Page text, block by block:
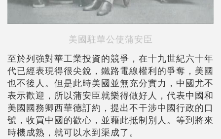
美國駐華公使蒲安臣
至於列強對華工業投資的競爭，在十九世紀六十年
代已經表現得很尖銳，鐵路電線權利的爭奪，美國
也不後人。但是此時美國並無充分實力，中國尤不
表示歡迎，所以蒲安臣就樂得做好人，代表中國和
美國國務卿西華德訂約，提出不干涉中國行政的口
號，收買中國的歡心，並藉此抵制別人。等到將來
時機成熟，就可以水到渠成了。